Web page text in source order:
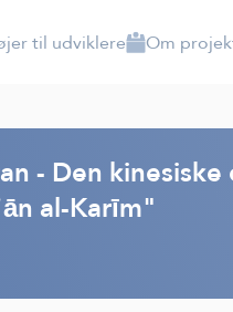
til udviklere Om
- Den
al-Karīm"